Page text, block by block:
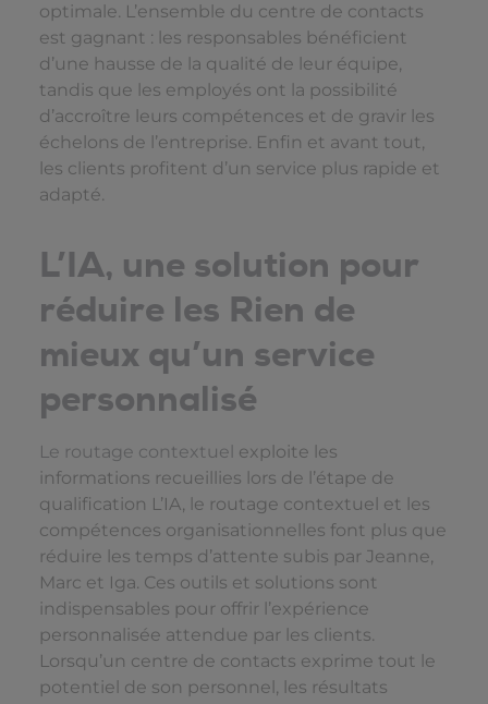
optimale. L’ensemble du centre de contacts
est gagnant : les responsables bénéficient
d’une hausse de la qualité de leur équipe,
tandis que les employés ont la possibilité
d’accroître leurs compétences et de gravir les
échelons de l’entreprise. Enfin et avant tout,
les clients profitent d’un service plus rapide et
adapté.
L’IA, une solution pour
réduire les Rien de
mieux qu’un service
personnalisé
Le routage contextuel exploite les
informations recueillies lors de l’étape de
qualification L’IA, le routage contextuel et les
compétences organisationnelles font plus que
réduire les temps d’attente subis par Jeanne,
Marc et Iga. Ces outils et solutions sont
indispensables pour offrir l’expérience
personnalisée attendue par les clients.
Lorsqu’un centre de contacts exprime tout le
potentiel de son personnel, les résultats